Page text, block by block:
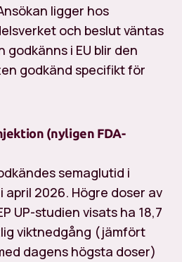
ligger hos
och beslut väntas
godkänns i EU blir den
godkänd specifikt för
(nyligen FDA-
semaglutid i
april 2026. Högre doser av
UP-studien visats ha 18,7
viktnedgång (jämfört
dagens högsta doser)